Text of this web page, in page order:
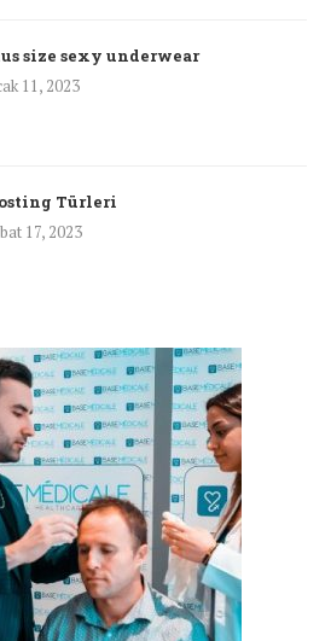
size sexy underwear
11, 2023
Türleri
17, 2023